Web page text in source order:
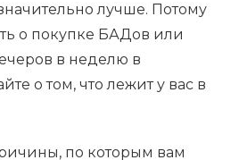
лучше. Потому
о покупке БАДов или
в неделю в
о том, что лежит у вас в
по которым вам